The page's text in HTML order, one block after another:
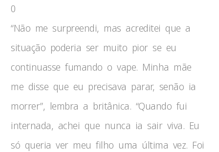
0
“Não me surpreendi, mas acreditei que a
situação poderia ser muito pior se eu
continuasse fumando o vape. Minha mãe
me disse que eu precisava parar, senão ia
morrer”, lembra a britânica. “Quando fui
internada, achei que nunca ia sair viva. Eu
só queria ver meu filho uma última vez. Foi